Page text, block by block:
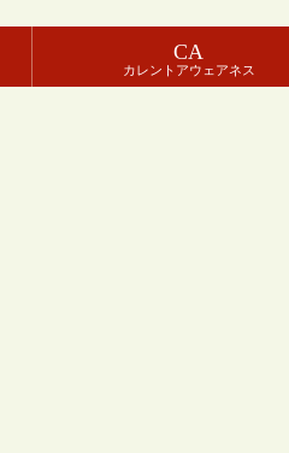
CA
カレントアウェアネス